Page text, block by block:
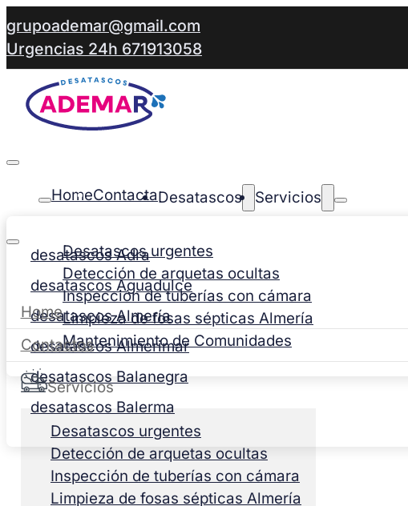
grupoademar@gmail.com
Urgencias 24h 671913058
HomeContactaDesatascos
desatascos Adra
desatascos Aguadulce
desatascos Almería
desatascos Almerimar
desatascos Balanegra
desatascos Balerma
Servicios
Desatascos urgentes
Detección de arquetas ocultas
Inspección de tuberías con cámara
Limpieza de fosas sépticas Almería
Mantenimiento de Comunidades
Home
Contactos
Servicios
Desatascos urgentes
Detección de arquetas ocultas
Inspección de tuberías con cámara
Limpieza de fosas sépticas Almería